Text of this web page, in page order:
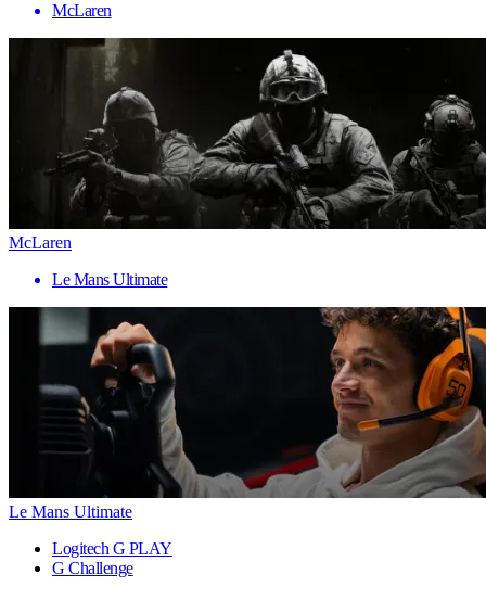
McLaren
McLaren
Le Mans Ultimate
Le Mans Ultimate
Logitech G PLAY
G Challenge